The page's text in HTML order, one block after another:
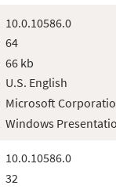
10.0.10586.0
64
66 kb
U.S. English
Microsoft
Windows
10.0.10586.0
32